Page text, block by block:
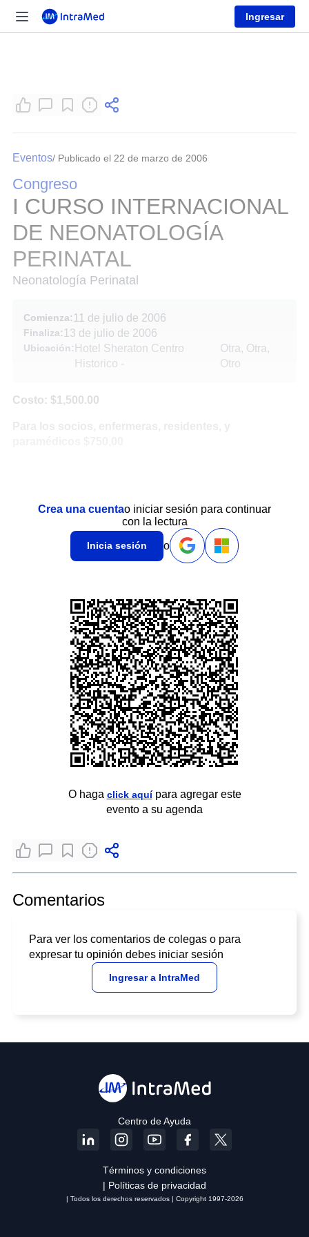
Ingresar
Eventos/ Publicado el 22 de marzo de 2006
Congreso
I CURSO INTERNACIONAL
DE NEONATOLOGÍA
PERINATAL
Neonatología Perinatal
Comienza: 11 de julio de 2006
Finaliza: 13 de julio de 2006
Ubicación: Hotel Sheraton Centro
Historico -
Otra, Otra,
Otro
Costo: $1,500.00
Crea una cuentao iniciar sesión para continuar
con la lectura
Inicia sesión o
O haga click aquípara agregar este
evento a su agenda
Comentarios
Para ver los comentarios de colegas o para
expresar tu opinión debes iniciar sesión
Ingresar a IntraMed
Centro de Ayuda
Términos y condiciones
| Políticas de privacidad
| Todos los derechos reservados | Copyright 1997-2026